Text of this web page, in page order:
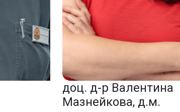
доц. д-р Валентина
Мазнейкова, д.м.